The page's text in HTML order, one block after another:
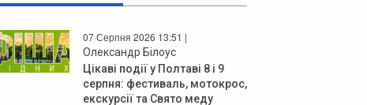
07 Серпня 2026 13:51 |
Олександр Білоус
Цікаві події у Полтаві 8 і 9
серпня: фестиваль, мотокрос,
екскурсії та Свято меду